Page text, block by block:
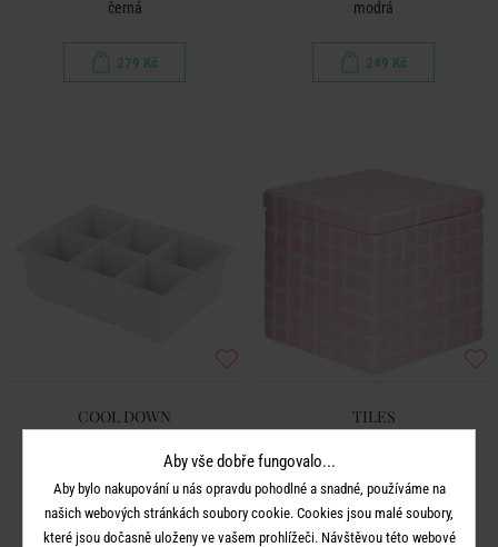
černá
279 Kč
modrá
249 Kč
COOL DOWN
249 Kč
TILES
279 Kč
Aby vše dobře fungovalo...
Aby bylo nakupování u nás opravdu pohodlné a snadné, používáme na
našich webových stránkách soubory cookie. Cookies jsou malé soubory,
které jsou dočasně uloženy ve vašem prohlížeči. Návštěvou této webové